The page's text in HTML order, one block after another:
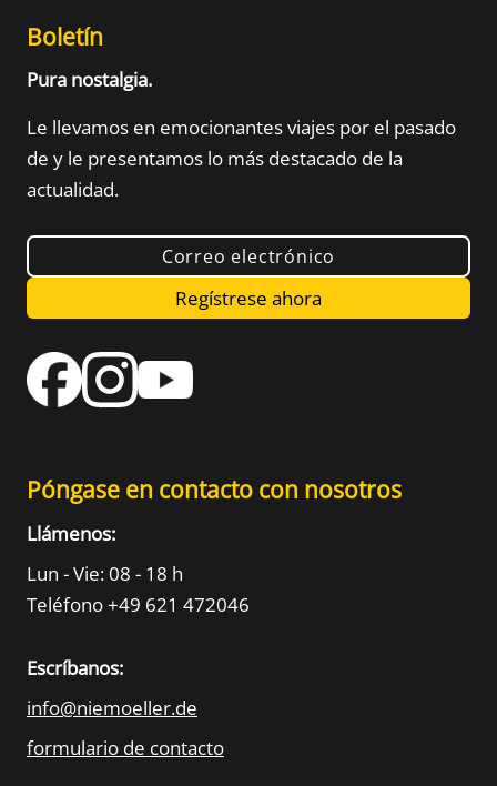
Boletín
Pura nostalgia.
Le llevamos en emocionantes viajes por el pasado
de y le presentamos lo más destacado de la
actualidad.
Correo electrónico
Regístrese ahora
Póngase en contacto con nosotros
Llámenos:
Lun - Vie: 08 - 18 h
Teléfono +49 621 472046
Escríbanos:
info@niemoeller.de
formulario de contacto